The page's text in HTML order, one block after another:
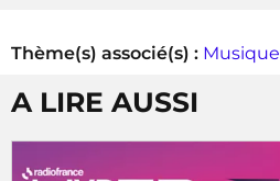
Thème(s) associé(s) : Musique
A LIRE AUSSI